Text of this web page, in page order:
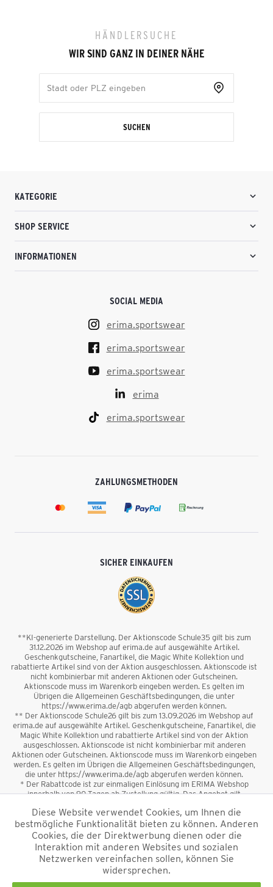
HÄNDLERSUCHE
WIR SIND GANZ IN DEINER NÄHE
SUCHEN
KATEGORIE
SHOP SERVICE
INFORMATIONEN
SOCIAL MEDIA
erima.sportswear
erima.sportswear
erima.sportswear
erima
erima.sportswear
ZAHLUNGSMETHODEN
SICHER EINKAUFEN
**KI-generierte Darstellung. Der Aktionscode Schule35 gilt bis zum
31.12.2026 im Webshop auf erima.de auf ausgewählte Artikel.
Geschenkgutscheine, Fanartikel, die Magic White Kollektion und
rabattierte Artikel sind von der Aktion ausgeschlossen. Aktionscode ist
nicht kombinierbar mit anderen Aktionen oder Gutscheinen.
Aktionscode muss im Warenkorb eingeben werden. Es gelten im
Übrigen die Allgemeinen Geschäftsbedingungen, die unter
https://www.erima.de/agb abgerufen werden können.
** Der Aktionscode Schule26 gilt bis zum 13.09.2026 im Webshop auf
erima.de auf ausgewählte Artikel. Geschenkgutscheine, Fanartikel, die
Magic White Kollektion und rabattierte Artikel sind von der Aktion
ausgeschlossen. Aktionscode ist nicht kombinierbar mit anderen
Aktionen oder Gutscheinen. Aktionscode muss im Warenkorb eingeben
werden. Es gelten im Übrigen die Allgemeinen Geschäftsbedingungen,
die unter https://www.erima.de/agb abgerufen werden können.
* Der Rabattcode ist zur einmaligen Einlösung im ERIMA Webshop
innerhalb von 90 Tagen ab Zustellung gültig. Das Angebot gilt
sowie Geschenkgutscheine sind vom Rabatt ausgeschlossen. Der
Rabattcode ist nicht mit anderen Aktionen oder Gutscheinen
kombinierbar. Der Mindestbestellwert beträgt 50 €
*Alle Preise verstehen sich inkl. Mehrwertsteuer und zzgl.
und ggf. Nachnahmegebühren, wenn nicht anders
beschrieben.
Diese Website verwendet Cookies, um Ihnen die
bestmögliche Funktionalität bieten zu können. Anderen
Cookies, die der Direktwerbung dienen oder die
Interaktion mit anderen Websites und sozialen
Netzwerken vereinfachen sollen, können Sie
widersprechen.